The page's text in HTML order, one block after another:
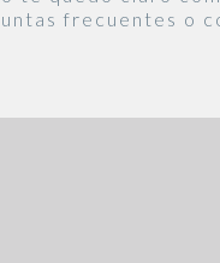
frecuentes o